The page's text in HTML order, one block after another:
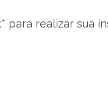
para realizar sua